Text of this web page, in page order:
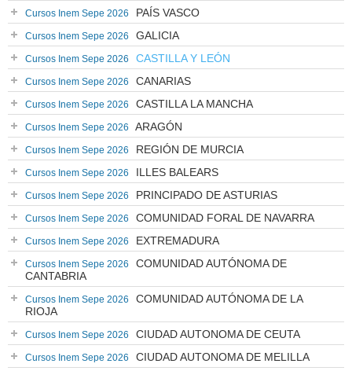
Cursos Inem Sepe 2026 PAÍS VASCO
Cursos Inem Sepe 2026 GALICIA
Cursos Inem Sepe 2026 CASTILLA Y LEÓN
Cursos Inem Sepe 2026 CANARIAS
Cursos Inem Sepe 2026 CASTILLA LA MANCHA
Cursos Inem Sepe 2026 ARAGÓN
Cursos Inem Sepe 2026 REGIÓN DE MURCIA
Cursos Inem Sepe 2026 ILLES BALEARS
Cursos Inem Sepe 2026 PRINCIPADO DE ASTURIAS
Cursos Inem Sepe 2026 COMUNIDAD FORAL DE NAVARRA
Cursos Inem Sepe 2026 EXTREMADURA
Cursos Inem Sepe 2026
COMUNIDAD AUTÓNOMA DE
CANTABRIA
Cursos Inem Sepe 2026
COMUNIDAD AUTÓNOMA DE LA
RIOJA
Cursos Inem Sepe 2026 CIUDAD AUTONOMA DE CEUTA
Cursos Inem Sepe 2026 CIUDAD AUTONOMA DE MELILLA